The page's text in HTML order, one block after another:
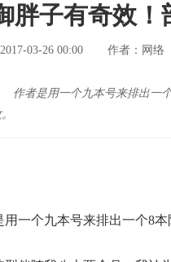
胖子有奇效
03-26 00:00 作者： 网络
作者是用一个九本号来排出一
用一个九本号来排出一个8本